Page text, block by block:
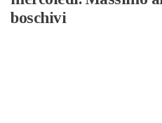
boschivi